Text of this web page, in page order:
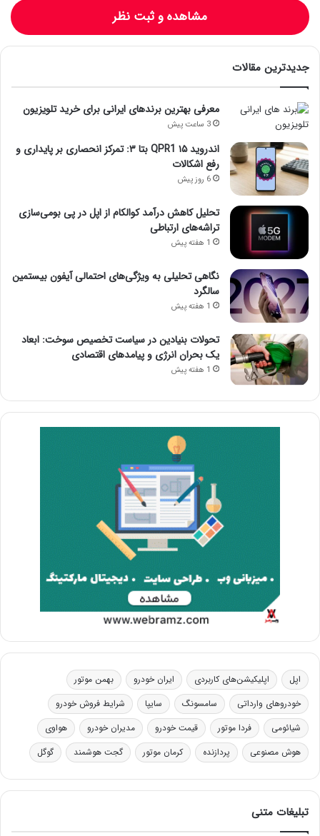
مشاهده و ثبت نظر
جدیدترین مقالات
معرفی بهترین برندهای ایرانی برای خرید تلویزیون
3 ساعت پیش
اندروید ۱۵ QPR1 بتا ۳: تمرکز انحصاری بر پایداری و
رفع اشکالات
6 روز پیش
تحلیل کاهش درآمد کوالکام از اپل در پی بومی‌سازی
تراشه‌های ارتباطی
1 هفته پیش
نگاهی تحلیلی به ویژگی‌های احتمالی آیفون بیستمین
سالگرد
1 هفته پیش
تحولات بنیادین در سیاست تخصیص سوخت: ابعاد
یک بحران انرژی و پیامدهای اقتصادی
1 هفته پیش
اپل اپلیکیشن‌های کاربردی ایران خودرو
بهمن موتور
خودروهای وارداتی
سامسونگ سایپا
شرایط فروش خودرو
شیائومی
فردا موتور قیمت خودرو مدیران خودرو
هواوی
هوش مصنوعی
پردازنده کرمان موتور گجت هوشمند گوگل
تبلیغات متنی